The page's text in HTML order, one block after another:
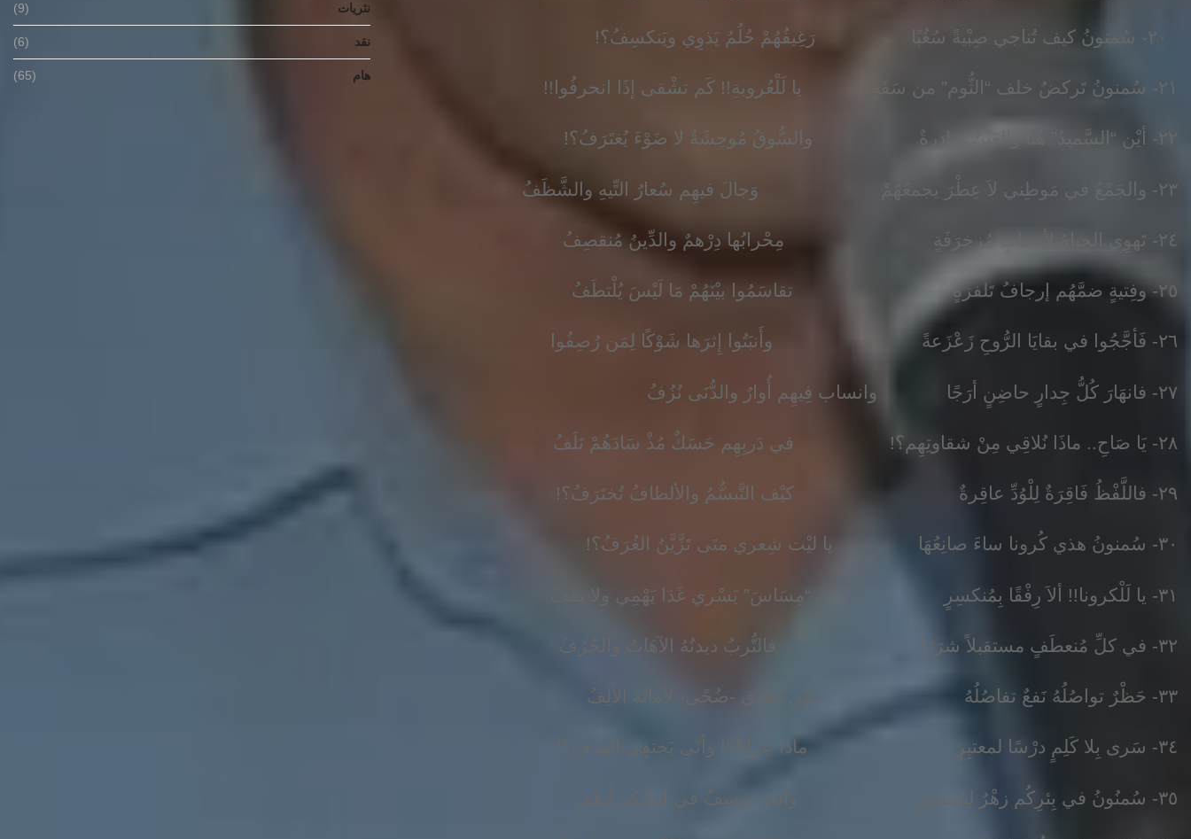
٢١- سُمنونُ تَركضُ خلف “الثُّوم” من سَفَهٍ يا لَلْعُروبةِ!! كَم تشْقى إذَا انحرفُوا!!
٢٢- أيْن “السَّميدُ” هُنَا والعَيْنُ سَادِرةٌ والسُّوقُ مُوحِشَةٌ لا ضَوْءَ يُغتَرَفُ؟!
٢٣- والجَمْعُ في مَوطِني لاَ عِطْرَ يجمعُهُمْ وَجالَ فيهِم سُعارُ التِّيهِ والشَّظَفُ
٢٤- تَهوِي الجِباهُ لأنصابٍ مُزخرَفَةٍ مِحْرابُها دِرْهمٌ والدِّينُ مُنقصِفُ
٢٥- وفِتيةٍ ضمَّهُم إرجافُ تَلفزةٍ تقاسَمُوا بيْنَهُمْ مَا لَيْسَ يُلْتطَفُ
٢٦- فَأجَّجُوا في بقايَا الرُّوحِ زَعْزَعةً وأَنبَتُوا إِثرَها شَوْكًا لِمَن رُصِفُوا
٢٧- فانهَارَ كُلُّ جِدارٍ حاضِنٍ أرَجًا وانساب فِيهِم أُوارٌ والدُّنَى نُزُفُ
٢٨- يَا صَاحِ.. ماذَا نُلاقِي مِنْ شقاوتِهِم؟! في دَربِهِم حَسَكٌ مُذْ سَادَهُمْ تَلَفُ
٢٩- فاللَّفْظُ فَاقِرَةٌ لِلْوُدِّ عاقِرةٌ كيْف التَّبسُّمُ والألطافُ تُختَرَفُ؟!
٣٠- سُمنونُ هذي كُرونا ساءَ صانِعُهَا يا ليْت شِعري متَى تَزَّيَّنُ الغُرَفُ؟!
٣١- يا لَلْكرونا!! ألاَ رِفْقًا بِمُنكسِرٍ “مِسَاسَ” يَسْري غَدَا يَهْمِي ولا يقفُ
٣٢- في كلِّ مُنعطَفٍ مستقبلاً شرَرًا فالتُّربُ ديدنُهُ الآهَاتُ والجُرُفُ
٣٣- حَظْرٌ تواصُلُهُ نَفعٌ تفاصُلُهُ حَتّى تُعَادي -ضُحًى- لاَمَاتُهُ الأَلِفُ
٣٤- سَرى بِلا كَلِمٍ درْسًا لمعتبِرٍ ماذا عرانا؟! وأنَّى يَختفِي الهَدَفُ؟!
٣٥- سُمنُونُ في بِئرِكُم زهْرٌ لمُنتشِقٍ وأنتَ يوسفُ في أبياتِكُم لُطُفُ
نثريات (9)
نقد (6)
هام (65)